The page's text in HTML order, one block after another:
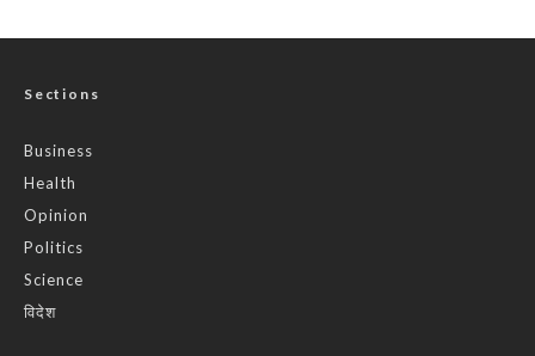
Sections
Business
Health
Opinion
Politics
Science
विदेश